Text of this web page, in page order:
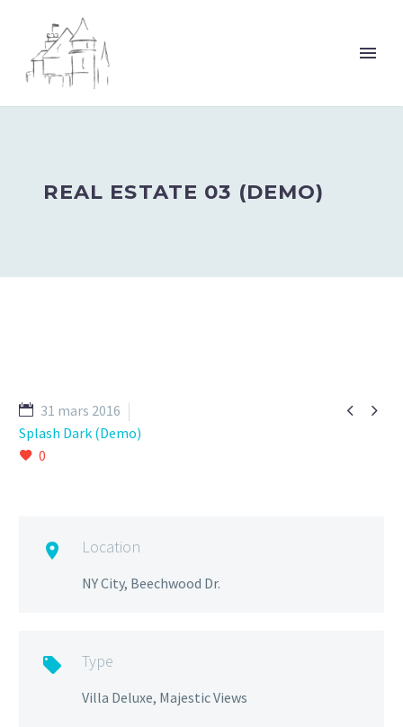
REAL ESTATE 03 (DEMO)
 
31 mars 2016
Splash Dark (Demo)
0
 Location
NY City, Beechwood Dr.
 Type
Villa Deluxe, Majestic Views